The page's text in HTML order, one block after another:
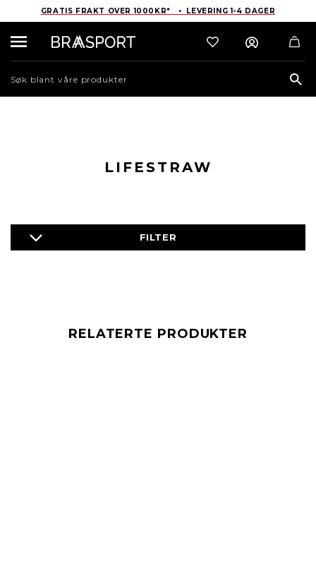
GRATIS FRAKT OVER 1000KR* • LEVERING 1-4 DAGER
LIFESTRAW
RELATERTE PRODUKTER